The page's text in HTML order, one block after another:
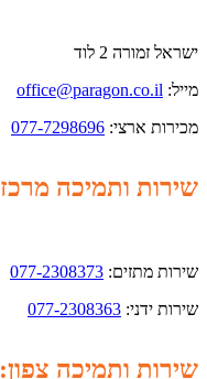
ישראל זמורה 2 לוד
מייל: office@paragon.co.il
מכירות ארצי: 077-7298696
שירות ותמיכה מרכז
שירות מתזים: 077-2308373
שירות ידני: 077-2308363
שירות ותמיכה צפון: